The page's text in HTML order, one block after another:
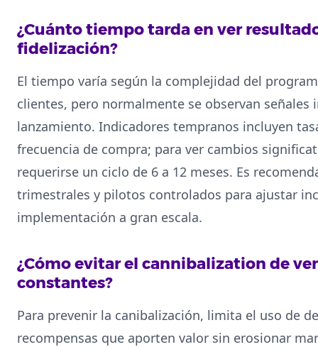
¿Cuánto tiempo tarda en ver
fidelización?
El tiempo varía según la complejidad del
clientes, pero normalmente se observan señales
lanzamiento. Indicadores tempranos incluyen
frecuencia de compra; para ver cambios
requerirse un ciclo de 6 a 12 meses. Es
trimestrales y pilotos controlados para ajustar
implementación a gran escala.
¿Cómo evitar el cannibalization de
constantes?
Para prevenir la canibalización, limita el uso de
recompensas que aporten valor sin erosionar